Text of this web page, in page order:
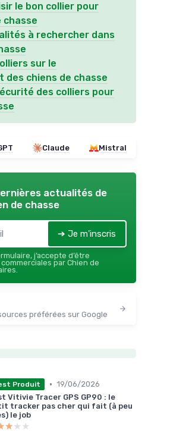
le bon collier pour
chasse
à rechercher dans
sur le
des chiens de chasse
des colliers pour
Claude Mistral
actualités de
de chasse
➔ Je m'inscris
j’accepte d’être
par Chien de
préférées sur Google
Produit • 19/06/2026
Vitivie Tracer GPS GP90 : le
tracker pas cher qui fait (à peu
le job